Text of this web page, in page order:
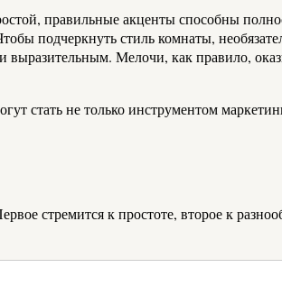
правильные акценты способны
подчеркнуть стиль комнаты,
и выразительным. Мелочи, как правило,
стать не только инструментом
стремится к простоте, второе к